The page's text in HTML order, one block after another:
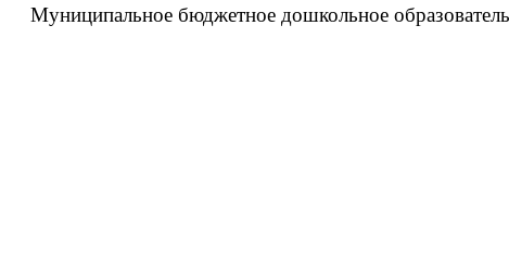
Муниципальное бюджетное дошкольное